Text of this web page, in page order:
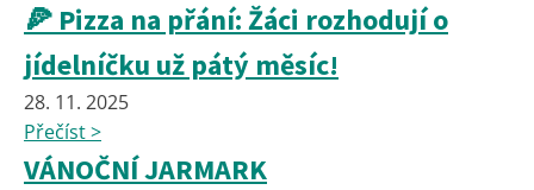
🍕 Pizza na přání: Žáci rozhodují o
jídelníčku už pátý měsíc!
28. 11. 2025
Přečíst >
VÁNOČNÍ JARMARK